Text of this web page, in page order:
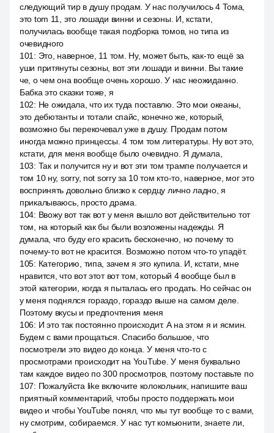
следующий тир в душу продам. У нас получилось 4 Тома,
это tom 11, это лошади винни и сезоны. И, кстати,
получилась вообще такая подборка томов, но типа из
очевидного
101 : Это, наверное, 11 том. Ну, может быть, как-то ещё за
уши притянуты сезоны, вот эти лошади и винни. Вы такие
че, о чем она вообще очень хорошо. У нас неожиданно.
Бабка это сказки тоже, я
102: Не ожидала, что их туда поставлю. Это мои океаны,
это дебютанты и тотали спайс, конечно же, который,
возможно бы перекочевал уже в душу. Продам потом
иногда можно принцессы. 4 том том литературы. Ну вот это,
кстати, для меня вообще было очевидно. Я думала,
103: Так и получится ну и вот эти том трампе получается и
том 10 ну, sorry, not sorry за 10 том кто-то, наверное, мог это
воспринять довольно близко к сердцу лично ладно, я
прикалываюсь, просто драма.
104: Ввожу вот так вот у меня вышло вот действительно тот
том, на который как бы были возложены надежды. Я
думала, что буду его красить бесконечно, но почему то
почему-то вот не красится. Возможно потом что-то упадёт.
105: Категорию, типа, зачем я это купила. И, кстати, мне
нравится, что вот этот вот том, который 4 вообще был в
этой категории, когда я пыталась его продать. Но сейчас он
у меня поднялся гораздо, гораздо выше на самом деле.
Поэтому вкусы и предпочтения меня
106: И это так постоянно происходит. А на этом я и ясмин.
Будем с вами прощаться. Спасибо большое, что
посмотрели это видео до конца. У меня что-то с
просмотрами происходит на YouTube. У меня буквально
там каждое видео по 300 просмотров, поэтому поставьте по
107: Пожалуйста like включите колокольчик, напишите ваш
приятный комментарий, чтобы просто поддержать мои
видео и чтобы YouTube понял, что мы тут вообще то с вами,
ну смотрим, собираемся. У нас тут комьюнити, знаете ли,